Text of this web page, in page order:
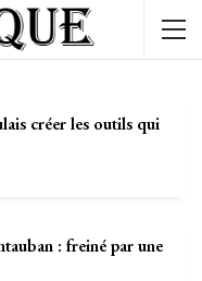
créer les outils qui
: freiné par une